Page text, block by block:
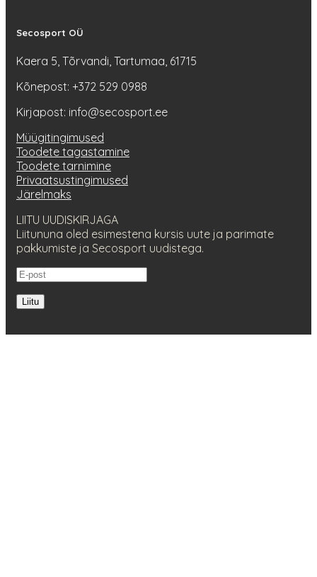
Secosport OÜ
Kaera 5, Tõrvandi, Tartumaa, 61715
Kõnepost: +372 529 0988
Kirjapost: info@secosport.ee
Müügitingimused
Toodete tagastamine
Toodete tarnimine
Privaatsustingimused
Järelmaks
LIITU UUDISKIRJAGA
Liitununa oled esimestena kursis uute ja parimate
pakkumiste ja Secosport uudistega.
Liitu